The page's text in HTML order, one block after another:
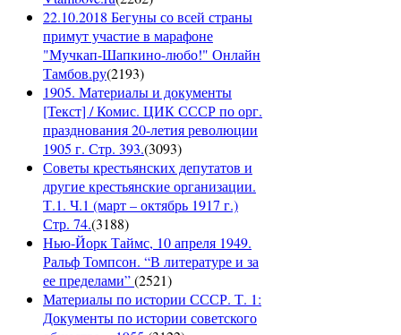
22.10.2018 Бегуны со всей страны
примут участие в марафоне
"Мучкап-Шапкино-любо!" Онлайн
Тамбов.ру(2193)
1905. Материалы и документы
[Текст] / Комис. ЦИК СССР по орг.
празднования 20-летия революции
1905 г. Стр. 393.(3093)
Советы крестьянских депутатов и
другие крестьянские организации.
Т.1. Ч.1 (март – октябрь 1917 г.)
Стр. 74.(3188)
Нью-Йорк Таймс, 10 апреля 1949.
Ральф Томпсон. “В литературе и за
ее пределами”(2521)
Материалы по истории СССР. Т. 1:
Документы по истории советского